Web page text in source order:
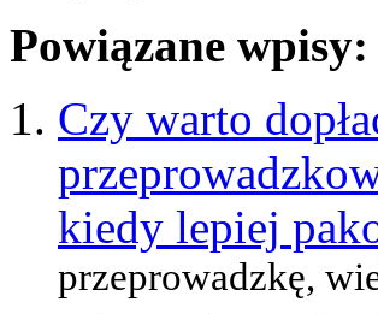
Powiązane wpisy:
Czy warto
kiedy lepiej
przeprowadzkę,